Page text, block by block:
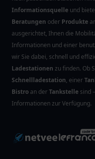
Informationsquelle und
Beratungen oder Produkte
ausgerichtet, Ihnen die
Informationen und einer
wir Sie dabei, schnell und
Ladestationen zu finden. Ob
Schnellladestation, einer
Bistro an derTankstelle sind
Informationen zur Verfügung.